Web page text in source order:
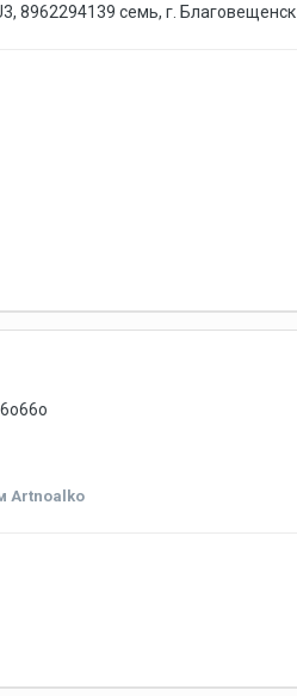
8962294139 семь, г. Благовещенск
Artnoalko